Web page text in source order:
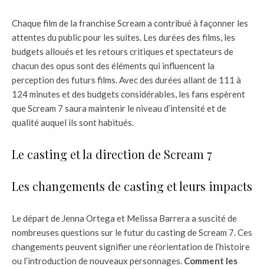
Chaque film de la franchise Scream a contribué à façonner les
attentes du public pour les suites. Les durées des films, les
budgets alloués et les retours critiques et spectateurs de
chacun des opus sont des éléments qui influencent la
perception des futurs films. Avec des durées allant de 111 à
124 minutes et des budgets considérables, les fans espèrent
que Scream 7 saura maintenir le niveau d’intensité et de
qualité auquel ils sont habitués.
Le casting et la direction de Scream 7
Les changements de casting et leurs impacts
Le départ de Jenna Ortega et Melissa Barrera a suscité de
nombreuses questions sur le futur du casting de Scream 7. Ces
changements peuvent signifier une réorientation de l’histoire
ou l’introduction de nouveaux personnages. Comment les